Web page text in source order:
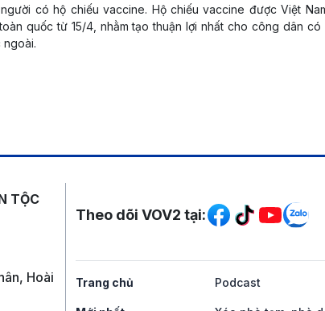
có hộ chiếu vaccine. Hộ chiếu vaccine được Việt
quốc từ 15/4, nhằm tạo thuận lợi nhất cho công dân có
ngoài.
TỘC
Hoài
Mạng xã hội
Theo dõi VOV2 tại:
Trang chủ Podcast